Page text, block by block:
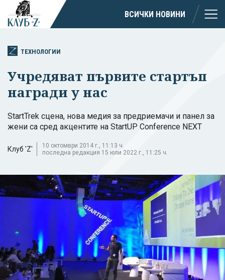
ВСИЧКИ НОВИНИ
ТЕХНОЛОГИИ
Учредяват първите стартъп
награди у нас
StartTrek сцена, нова медия за предриемачи и панел за
жени са сред акцентите на StartUP Conference NEXT
Клуб 'Z'
10 октомври 2014 г., 11:13 ч.
последна редакция 15 юли 2022 г., 11:25 ч.